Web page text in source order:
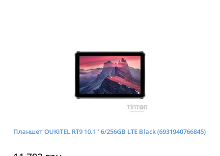
Планшет OUKITEL RT9 10.1" 6/256GB LTE Black (6931940766845)